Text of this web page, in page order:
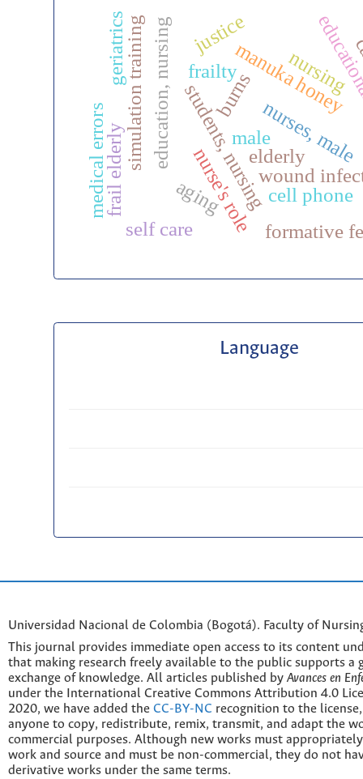
nursing
nurses, male
students, nursing
male
nurse's role
education, nursing
formative
simulation training
wound
manuka honey
burns
aging
frailty
frail elderly
medical errors
justice
geriatrics
elderly
cell phone
self care
Language
Universidad Nacional de Colombia (Bogotá). Faculty of
This journal provides immediate open access to its content
that making research freely available to the public supports a
exchange of knowledge. All articles published by Avances en
under the International Creative Commons Attribution 4.0
2020, we have added the CC-BY-NC recognition to the
anyone to copy, redistribute, remix, transmit, and adapt the
commercial purposes. Although new works must
work and source and must be non-commercial, they do not
derivative works under the same terms.